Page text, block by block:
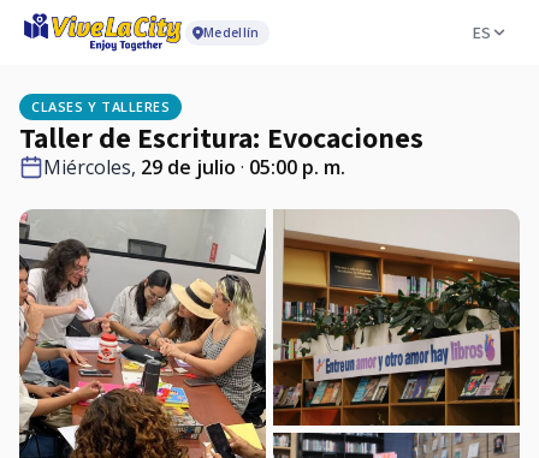
Medellín ES
CLASES Y TALLERES
Taller de Escritura: Evocaciones
Miércoles, 29 de julio · 05:00 p. m.